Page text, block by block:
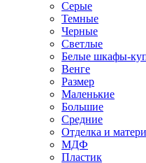
Серые
Темные
Черные
Светлые
Белые шкафы-
Венге
Размер
Маленькие
Большие
Средние
Отделка и
МДФ
Пластик